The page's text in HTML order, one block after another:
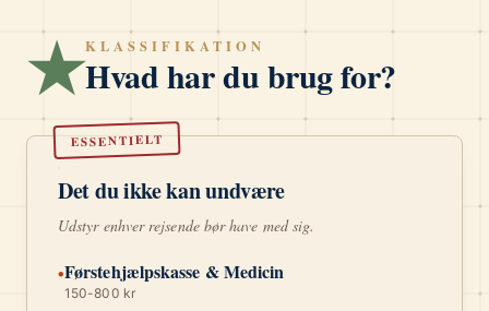
★KLASSIFIKATION
Hvad har du brug for?
ESSENTIELT
Det du ikke kan undvære
Udstyr enhver rejsende bør have med sig.
•Førstehjælpskasse & Medicin
150-800 kr